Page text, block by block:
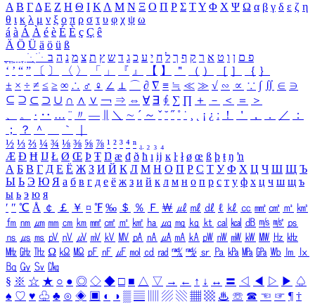
Α Β ΓΔ Ε Ζ Η Θ Ι ΚΛ Μ Ν Ξ Ο Π Ρ Σ ΤΥ Φ Χ Ψ Ω α β γ δ ε ζ η
θ ι κ λ μ ν ξ ο π ρ σ τ υ φ χ ψ ω
á à Á À é è É È ç Ç ê
Ä Ö Ü ä ö ü ß
ִֶֹ ֻּ ׁׂ פ ם ן ו ט א ר ק ף ך ל ח י ע כ ג ד ש ץ ת צ מ נ ה ב
‘ ’ “ ” 〔 〕 〈 〉 「 」 『 』 【 】 ＂ （ ） ［ ］ ｛ ｝
± × ÷ ≠ ≤ ≥ ∞ ∴ ♂ ♀ ∠ ⊥ ⌒ ∂ ∇ ≡ ≒ ≪ ≫ √ ∽ ∝ ∵ ∫ ∬ ∈ ∋
⊆ ⊇ ⊂ ⊃ ∪ ∩ ∧ ∨ ￢ ⇒ ⇔ ∀ ∃ ∮ ∑ ∏ ＋ － ＜ ＝
＞
、
。 · ‥ … ¨ 〃 ― ＼ ∼ ´ ～ ˇ ˘ ˝ ˚ ˙ ¸ ¡ ¿ ː ！ ＇ ， ． ／
：
；
？ ＾ ｀
½ ⅓ ⅔ ¼ ¾ ⅛ ⅜ ⅝ ⅞ ¹ ² ³ ⁴ ⁿ ₁ ₂ ₃ ₄
Æ Ð Ħ Ĳ Ł Ø Œ Þ Ŧ Ŋ æ đ ð ħ ı ĳ ĸ ŀ ł ø œ ß þ ŧ ŋ ŉ
А Б В Г Д Е Ё Ж З И Й К Л М Н О П Р С Т У Ф Х Ц Ч Ш Щ Ъ
Ы Ь Э Ю Я а б в г д е ё ж з и й к л м н о п р с т у ф х ц ч ш щ ъ
ы ь э ю я
′ ″ ℃ Å ￠ ￡ ￥ ¤ ℉ ‰ ＄ ％ Ｆ ￦ ㎕ ㎖ ㎗ ℓ ㎘ ㏄ ㎣ ㎤ ㎥ ㎦
㎙ ㎚ ㎛ ㎜ ㎝ ㎞ ㎟ ㎠ ㎡ ㎢ ㏊ ㎍ ㎎ ㎏ ㏏ ㎈ ㎉ ㏈ ㎧ ㎨ ㎰
㎱ ㎲ ㎳ ㎴ ㎵ ㎶ ㎷ ㎸ ㎹ ㎀ ㎁ ㎂ ㎃ ㎄ ㎺ ㎻ ㎽ ㎾ ㎿ ㎐ ㎑
㎒ ㎓ ㎔ Ω ㏀ ㏁ ㎊ ㎋ ㎌ ㏖ ㏅ ㎭ ㎮ ㎯ ㏛ ㎩ ㎪ ㎫ ㎬ ㏝ ㏐
㏓
㏃ ㏉ ㏜ ㏆
§ ※ ☆ ★ ○ ● ◎ ◇ ◆ □ ■ △ ▽ → ← ↑ ↓ ↔ 〓 ◁ ◀ ▷ ▶ ♤
♠ ♡ ♥ ♧ ♣ ⊙ ◈ ▣ ◐ ◑ ▒ ▤ ▨ ▧ ▦ ▩ ♨ ☏ ☎ ☜ ☞ ¶ †